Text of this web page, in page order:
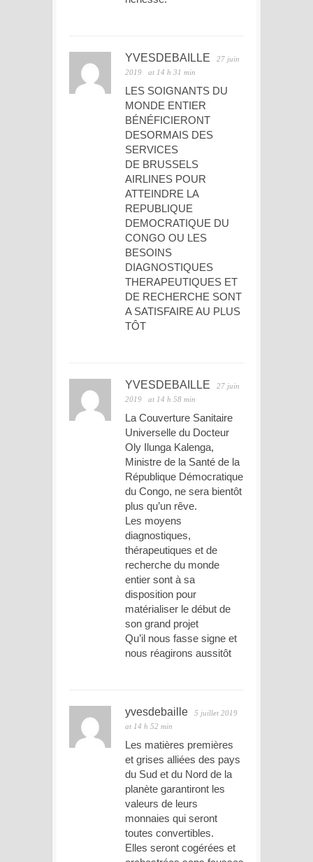
YVESDEBAILLE
27 juin
2019
at 14 h 31 min
LES SOIGNANTS DU
MONDE ENTIER
BÉNÉFICIERONT
DESORMAIS DES
SERVICES
DE BRUSSELS
AIRLINES POUR
ATTEINDRE LA
REPUBLIQUE
DEMOCRATIQUE DU
CONGO OU LES
BESOINS
DIAGNOSTIQUES
THERAPEUTIQUES ET
DE RECHERCHE SONT
A SATISFAIRE AU PLUS
TÔT
YVESDEBAILLE
27 juin
2019
at 14 h 58 min
La Couverture Sanitaire
Universelle du Docteur
Oly Ilunga Kalenga,
Ministre de la Santé de la
République Démocratique
du Congo, ne sera bientôt
plus qu’un rêve.
Les moyens
diagnostiques,
thérapeutiques et de
recherche du monde
entier sont à sa
disposition pour
matérialiser le début de
son grand projet
Qu’il nous fasse signe et
nous réagirons aussitôt
yvesdebaille
5 juillet 2019
at 14 h 52 min
Les matières premières
et grises alliées des pays
du Sud et du Nord de la
planète garantiront les
valeurs de leurs
monnaies qui seront
toutes convertibles.
Elles seront cogérées et